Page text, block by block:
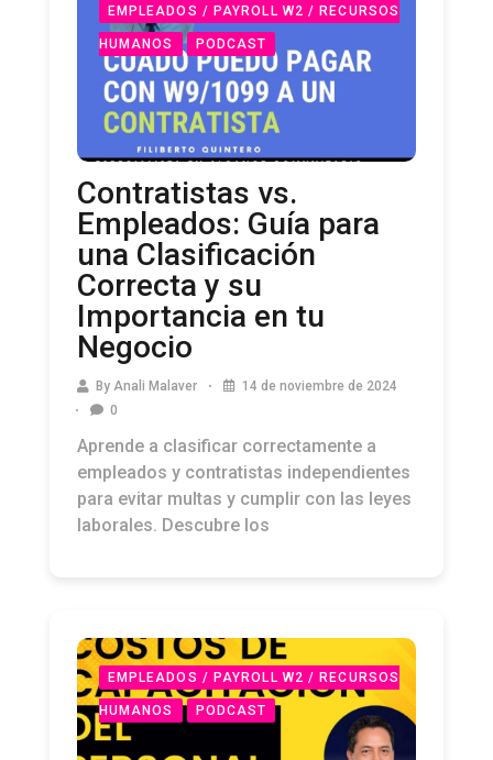
HUMANOS PODCAST
Contratistas vs.
Empleados: Guía para
una Clasificación
Correcta y su
Importancia en tu
Negocio
Anali Malaver
0
empleados y contratistas independientes
para evitar multas y cumplir con las leyes
laborales. Descubre los
EMPLEADOS / PAYROLL W2 / RECURSOS
HUMANOS PODCAST